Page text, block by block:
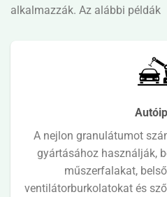
alkalmazzák. Az alábbi példák
A nejlon granulátumot
gyártásához használják,
műszerfalakat,
ventilátorburkolatokat és